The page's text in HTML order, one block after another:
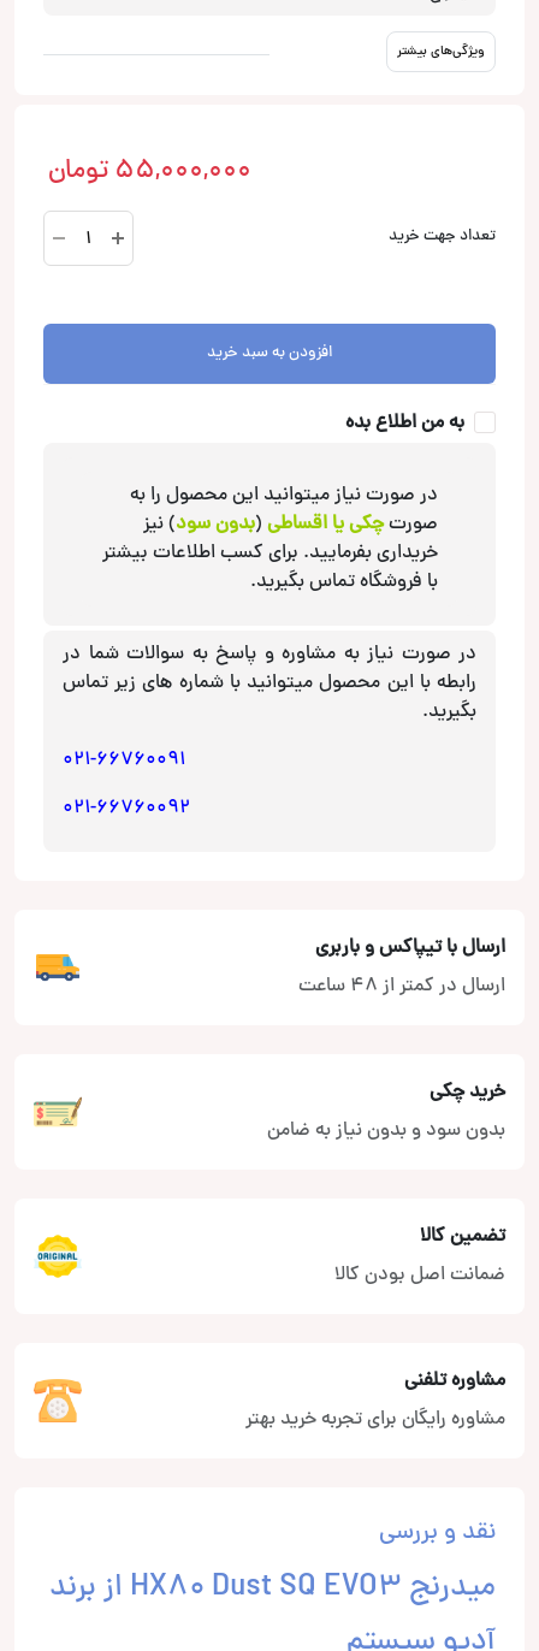
ویژگی‌های بیشتر
55,000,000 تومان
تعداد جهت خرید
HX80
Dust
افزودن به سبد خرید
به من اطلاع بده
در صورت نیاز میتوانید این محصول را به
صورتچکی یا اقساطی (بدون سود) نیز
خریداری بفرمایید. برای کسب اطلاعات بیشتر
با فروشگاه تماس بگیرید.
در صورت نیاز به مشاوره و پاسخ به سوالات شما در
رابطه با این محصول میتوانید با شماره های زیر تماس
بگیرید.
021-66760091
021-66760092
ارسال با تیپاکس و باربری
ارسال در کمتر از 48 ساعت
خرید چکی
بدون سود و بدون نیاز به ضامن
تضمین کالا
ضمانت اصل بودن کالا
مشاوره تلفنی
مشاوره رایگان برای تجربه خرید بهتر
نقد و بررسی
میدرنج HX80 Dust SQ EVO3 از برند